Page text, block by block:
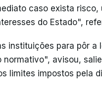
caso exista
do Estado",
instituições para pôr a
normativo", avisou,
limites impostos pela